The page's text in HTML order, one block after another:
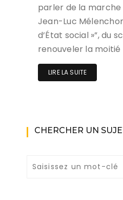
parler de la
Jean-Luc
d’État social »”, du
renouveler la moitié
LIRE LA SUITE
CHERCHER UN